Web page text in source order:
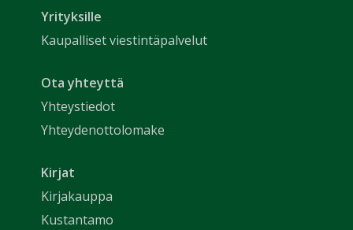
Yrityksille
Kaupalliset viestintäpalvelut
Ota yhteyttä
Yhteystiedot
Yhteydenottolomake
Kirjat
Kirjakauppa
Kustantamo